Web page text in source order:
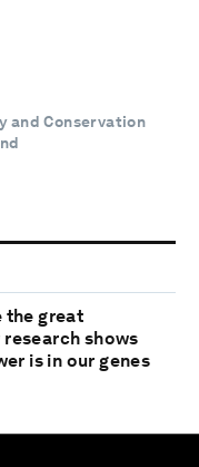
and Conservation
the great
shows
is in our genes